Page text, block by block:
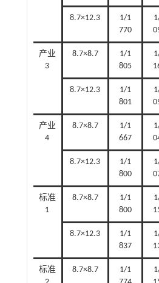
8.7×12.3
1/1
770
产业
3
8.7×8.7
1/1
805
8.7×12.3
1/1
801
产业
4
8.7×8.7
1/1
667
8.7×12.3
1/1
800
标准
1
8.7×8.7
1/1
800
8.7×12.3
1/1
837
标准
8.7×8.7
1/1